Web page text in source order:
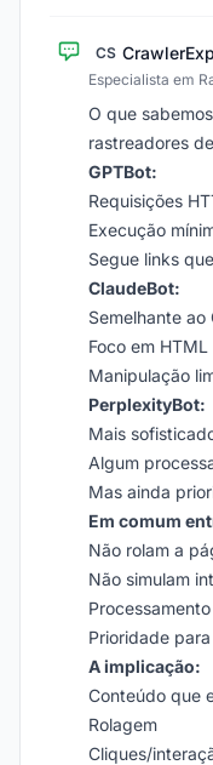
CS
Especialista em
O que
rastreadores
GPTBot:
Requisições
Execução
Segue links
ClaudeBot:
Semelhante ao
Foco em HTML
Manipulação
PerplexityBot:
Mais
Algum
Mas ainda
Em comum
Não rolam a
Não simulam
Prioridade
A implicação:
Conteúdo que
Rolagem
Cliques/